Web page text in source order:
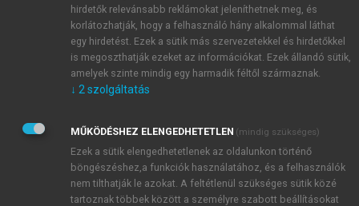
JELSZÓ ÚJRA
Kérek értesítést a MeRSZ újdonságairól, akcióiról.
Kérek értesítést az Akadémiai Kiadó Zrt. újdonságairól,
Adatkezelési tájékoztatóbanfoglaltakat tudomásul
veszem és elfogadom.
Általános vásárlási feltételeket, valamint a szotar.netés a
mersz.huoldalak licencszerződéseiben foglaltakat
tudomásul veszem és elfogadom.
hirdetők relevánsabb reklámokat jeleníthetnek meg, és
korlátozhatják, hogy a felhasználó hány alkalommal láthat
egy hirdetést. Ezek a sütik más szervezetekkel és hirdetőkkel
is megoszthatják ezeket az információkat. Ezek állandó sütik,
amelyek szinte mindig egy harmadik féltől származnak.
↓ 2 szolgáltatás
MŰKÖDÉSHEZ ELENGEDHETETLEN (mindig szükséges)
Ezek a sütik elengedhetetlenek az oldalunkon történő
böngészéshez,a funkciók használatához, és a felhasználók
nem tilthatják le azokat. A feltétlenül szükséges sütik közé
tartoznak többek között a személyre szabott beállításokat